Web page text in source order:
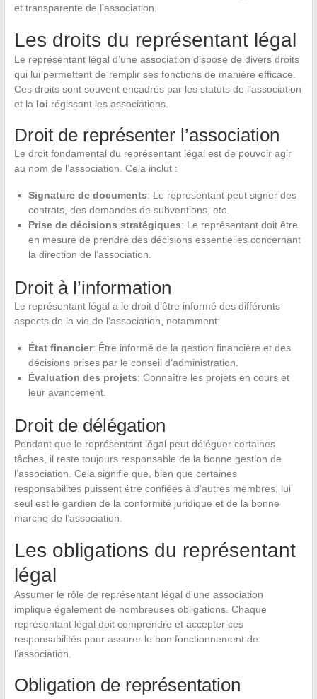
et transparente de l’association.
Les droits du représentant légal
Le représentant légal d’une association dispose de divers droits
qui lui permettent de remplir ses fonctions de manière efficace.
Ces droits sont souvent encadrés par les statuts de l’association
et la loi régissant les associations.
Droit de représenter l’association
Le droit fondamental du représentant légal est de pouvoir agir
au nom de l’association. Cela inclut :
Signature de documents: Le représentant peut signer des
contrats, des demandes de subventions, etc.
Prise de décisions stratégiques: Le représentant doit être
en mesure de prendre des décisions essentielles concernant
la direction de l’association.
Droit à l’information
Le représentant légal a le droit d’être informé des différents
aspects de la vie de l’association, notamment:
État financier: Être informé de la gestion financière et des
décisions prises par le conseil d’administration.
Évaluation des projets: Connaître les projets en cours et
leur avancement.
Droit de délégation
Pendant que le représentant légal peut déléguer certaines
tâches, il reste toujours responsable de la bonne gestion de
l’association. Cela signifie que, bien que certaines
responsabilités puissent être confiées à d’autres membres, lui
seul est le gardien de la conformité juridique et de la bonne
marche de l’association.
Les obligations du représentant
légal
Assumer le rôle de représentant légal d’une association
implique également de nombreuses obligations. Chaque
représentant légal doit comprendre et accepter ces
responsabilités pour assurer le bon fonctionnement de
l’association.
Obligation de représentation